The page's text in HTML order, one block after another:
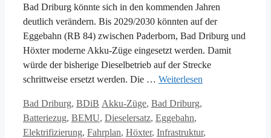
Bad Driburg könnte sich in den kommenden Jahren
deutlich verändern. Bis 2029/2030 könnten auf der
Eggebahn (RB 84) zwischen Paderborn, Bad Driburg und
Höxter moderne Akku-Züge eingesetzt werden. Damit
würde der bisherige Dieselbetrieb auf der Strecke
schrittweise ersetzt werden. Die … Weiterlesen
Kategorien
Bad Driburg, BDiB Schlagwörter
Akku-Züge, Bad Driburg,
Batteriezug, BEMU, Dieselersatz, Eggebahn,
Elektrifizierung, Fahrplan, Höxter, Infrastruktur,